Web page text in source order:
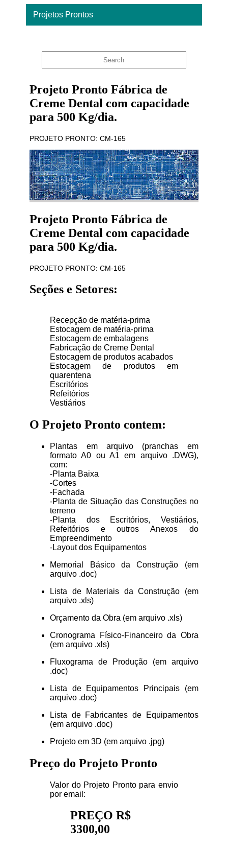
Projetos Prontos
Projeto Pronto Fábrica de
Creme Dental com capacidade
para 500 Kg/dia.
PROJETO PRONTO: CM-165
Projeto Pronto Fábrica de
Creme Dental com capacidade
para 500 Kg/dia.
PROJETO PRONTO: CM-165
Seções e Setores:
Recepção de matéria-prima
Estocagem de matéria-prima
Estocagem de embalagens
Fabricação de Creme Dental
Estocagem de produtos acabados
Estocagem de produtos em
quarentena
Escritórios
Refeitórios
Vestiários
O Projeto Pronto contem:
Plantas em arquivo (pranchas em
formato A0 ou A1 em arquivo .DWG),
com:
-Planta Baixa
-Cortes
-Fachada
-Planta de Situação das Construções no
terreno
-Planta dos Escritórios, Vestiários,
Refeitórios e outros Anexos do
Empreendimento
-Layout dos Equipamentos
Memorial Básico da Construção (em
arquivo .doc)
Lista de Materiais da Construção (em
arquivo .xls)
Orçamento da Obra (em arquivo .xls)
Cronograma Físico-Financeiro da Obra
(em arquivo .xls)
Fluxograma de Produção (em arquivo
.doc)
Lista de Equipamentos Principais (em
arquivo .doc)
Lista de Fabricantes de Equipamentos
(em arquivo .doc)
Projeto em 3D (em arquivo .jpg)
Preço do Projeto Pronto
Valor do Projeto Pronto para envio
por email:
PREÇO R$
3300,00